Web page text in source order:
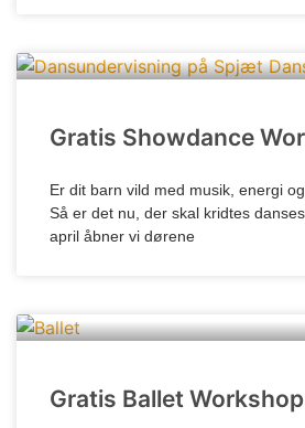
Gratis Showdance
Er dit barn vild med musik, energi
Så er det nu, der skal kridtes
april åbner vi dørene
Gratis Ballet Workshop